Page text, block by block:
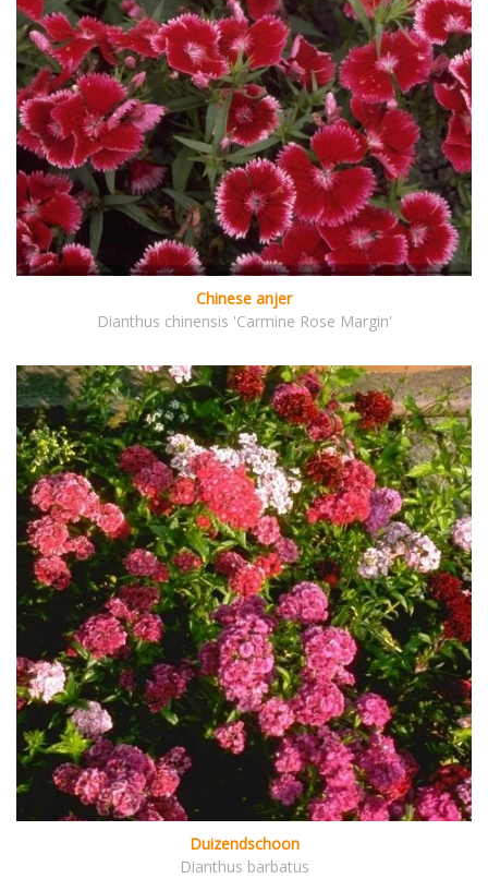
Chinese anjer
Dianthus chinensis 'Carmine Rose Margin'
Duizendschoon
Dianthus barbatus